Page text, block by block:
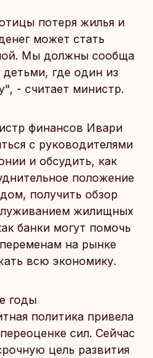
потеря жилья и
может стать
Мы должны сообща
где один из
- считает министр.
финансов Ивари
с руководителями
и обсудить, как
положение
получить обзор
жилищных
банки могут помочь
на рынке
всю экономику.
годы
политика привела
сил. Сейчас
цель развития